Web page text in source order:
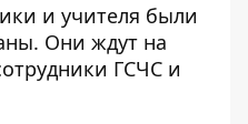
и учителя были
Они ждут на
ГСЧС и